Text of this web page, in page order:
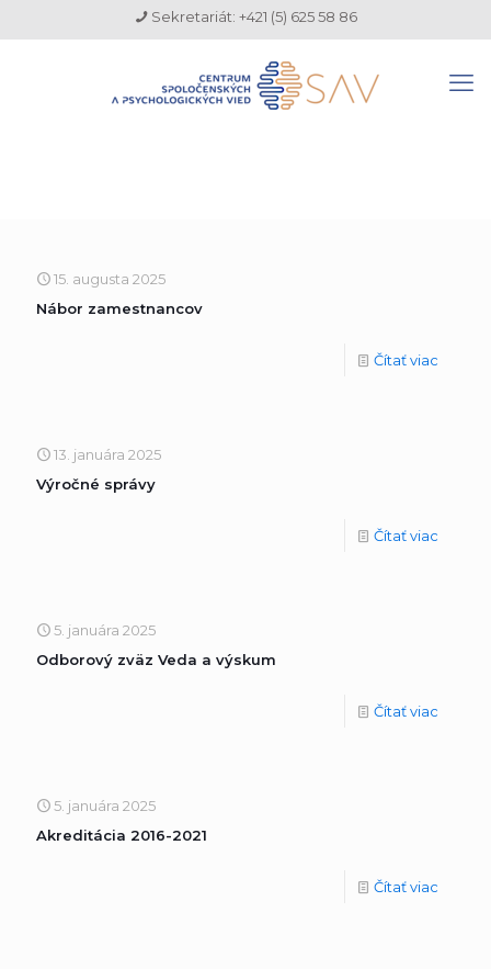
Sekretariát: +421 (5) 625 58 86
15. augusta 2025
Nábor zamestnancov
Čítať viac
13. januára 2025
Výročné správy
Čítať viac
5. januára 2025
Odborový zväz Veda a výskum
Čítať viac
5. januára 2025
Akreditácia 2016-2021
Čítať viac